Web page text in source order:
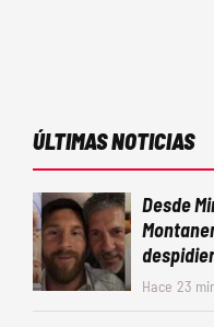
ÚLTIMAS NOTICIAS
Desde
Hace 23